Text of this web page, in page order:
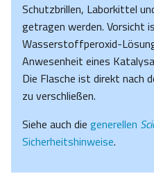
Schutzbrillen, Laborkittel
getragen werden. Vorsicht
Wasserstoffperoxid-
Anwesenheit eines
Die Flasche ist direkt nach
zu verschließen.
Siehe auch die generellen
Sicherheitshinweise.